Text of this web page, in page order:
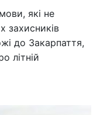
які не
захисників
до Закарпаття,
літній